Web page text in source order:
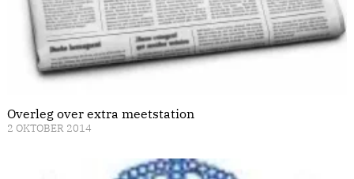
Overleg over extra meetstation
2 OKTOBER 2014